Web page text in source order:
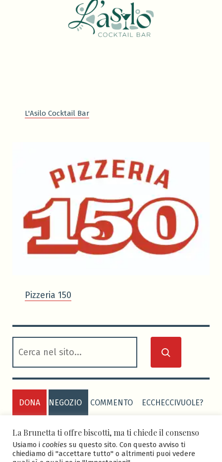
L'Asilo Cocktail Bar
Pizzeria 150
DONA NEGOZIO COMMENTO ECCHECCIVUOLE?
PRIVACY POLICY COOKIE POLICY
La Brunetta ti offre biscotti, ma ti chiede il consenso
Usiamo i cookies su questo sito. Con questo avviso ti
chiediamo di "accettare tutto" o altrimenti puoi vedere